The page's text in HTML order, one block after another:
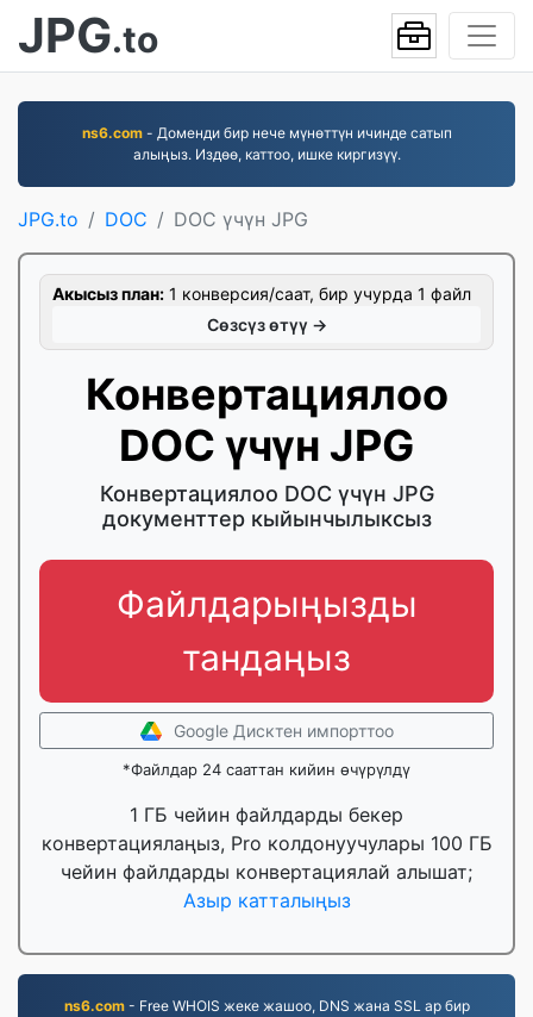
JPG.to
ns6.com- Доменди бир нече мүнөттүн ичинде сатып
алыңыз. Издөө, каттоо, ишке киргизүү.
JPG.to DOC DOC үчүн JPG
Акысыз план: 1 конверсия/саат, бир учурда 1 файл
Сөзсүз өтүү →
Конвертациялоо
DOC үчүн JPG
Конвертациялоо DOC үчүн JPG
документтер кыйынчылыксыз
Файлдарыңызды
тандаңыз
Google Дисктен импорттоо
*Файлдар 24 сааттан кийин өчүрүлдү
1 ГБ чейин файлдарды бекер
конвертациялаңыз, Pro колдонуучулары 100 ГБ
чейин файлдарды конвертациялай алышат;
Азыр катталыңыз
ns6.com- Free WHOIS жеке жашоо, DNS жана SSL ар бир